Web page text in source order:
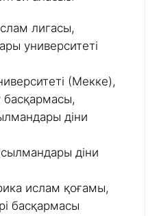
лигасы,
университеті
(Мекке),
басқармасы,
діни
діни
ислам қоғамы,
басқармасы